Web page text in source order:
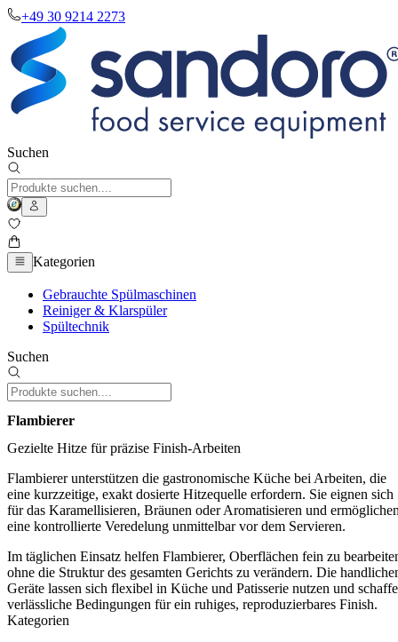
+49 30 9214 2273
Suchen
Kategorien
Gebrauchte Spülmaschinen
Reiniger & Klarspüler
Spültechnik
Suchen
Flambierer
Gezielte Hitze für präzise Finish-Arbeiten
Flambierer unterstützen die gastronomische Küche bei Arbeiten, die
eine kurzzeitige, exakt dosierte Hitzequelle erfordern. Sie eignen sich
für das Karamellisieren, Bräunen oder Aromatisieren und
eine kontrollierte Veredelung unmittelbar vor dem Servieren.
Im täglichen Einsatz helfen Flambierer, Oberflächen fein zu
ohne die Struktur des gesamten Gerichts zu verändern. Die
Geräte lassen sich flexibel in Küche und Patisserie nutzen und
verlässliche Bedingungen für ein ruhiges, reproduzierbares Finish.
Kategorien